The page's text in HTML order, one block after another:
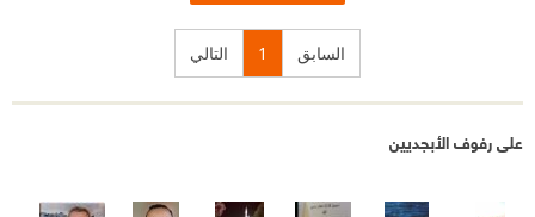
السابق 1 التالي
على رفوف الأبجديين